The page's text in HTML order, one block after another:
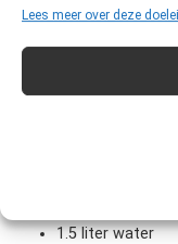
Lees meer over deze
Bereidingstijd 28
15 biologische
de schil nodig.
1.5 liter water